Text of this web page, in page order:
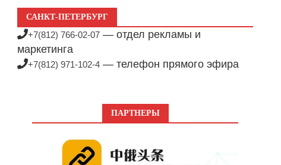
САНКТ-ПЕТЕРБУРГ
+7(812) 766-02-07 — отдел рекламы и
маркетинга
+7(812) 971-102-4 — телефон прямого эфира
ПАРТНЕРЫ